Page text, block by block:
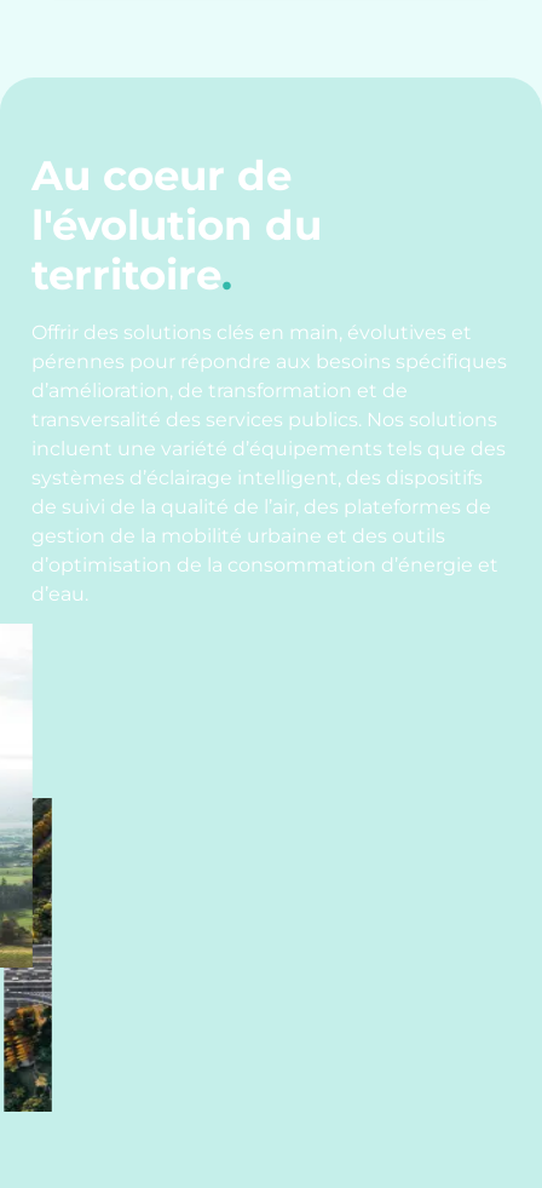
Au coeur de
l'évolution du
territoire.
Offrir des solutions clés en main, évolutives et
pérennes pour répondre aux besoins spécifiques
d’amélioration, de transformation et de
transversalité des services publics. Nos solutions
incluent une variété d’équipements tels que des
systèmes d’éclairage intelligent, des dispositifs
de suivi de la qualité de l’air, des plateformes de
gestion de la mobilité urbaine et des outils
d’optimisation de la consommation d’énergie et
d’eau.